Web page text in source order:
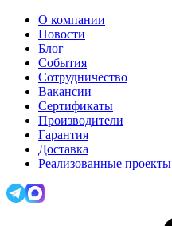
О компании
Новости
Блог
События
Сотрудничество
Вакансии
Сертификаты
Производители
Гарантия
Доставка
Реализованные проекты